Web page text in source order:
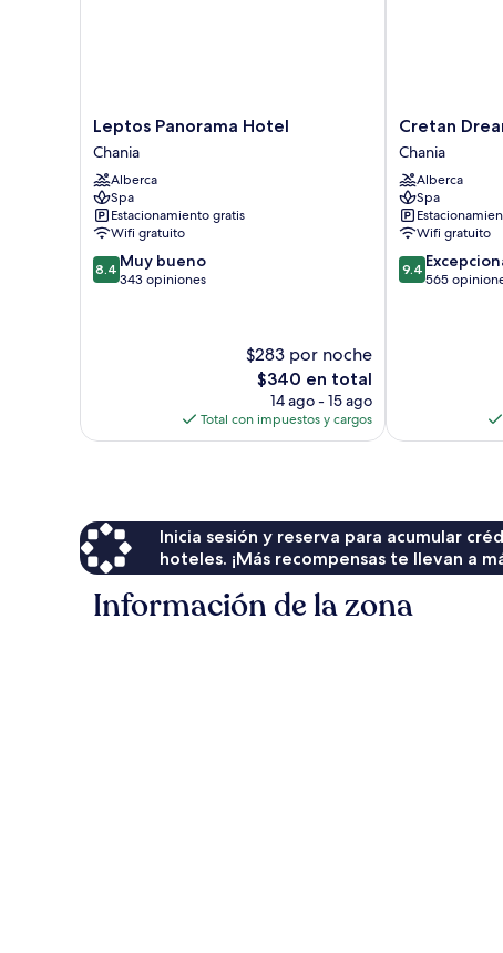
Leptos
Panorama
Hotel
Chania
Leptos Panorama Hotel
Chania
Alberca
Spa
Estacionamiento gratis
Wifi gratuito
8.4
de
8.4 Muy bueno
343 opiniones
$283 por noche
El
precio
actual
es
$340 en total
14 ago - 15 ago
Total con impuestos y cargos
Cretan
Dream
Resort
and
Spa
Chania
Cretan
Chania
Alberca
Spa
Wifi gratuito
9.4
de
9.4
565
Inicia sesión y reserva para acumular
hoteles. ¡Más recompensas te llevan a
Información de la zona